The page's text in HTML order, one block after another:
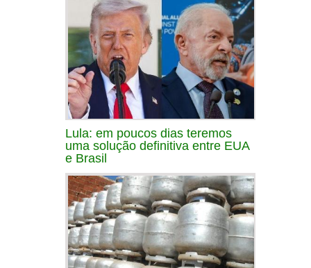
Lula: em poucos dias teremos
uma solução definitiva entre EUA
e Brasil